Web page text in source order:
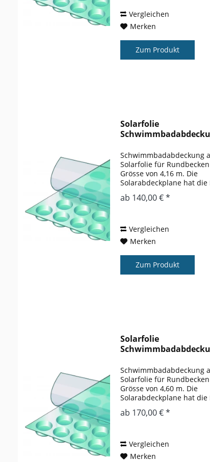
Vergleichen
Merken
Zum Produkt
Solarfolie
Schwimmbadabdeckung
Solarfolie für
Grösse von 4,16 m. Die
Solarabdeckplane hat die
blau. Der Wärmegewinn
einem nicht abgedeckten
ab 140,00 € *
Vergleichen
Merken
Zum Produkt
Solarfolie
Schwimmbadabdeckung
Solarfolie für
Grösse von 4,60 m. Die
Solarabdeckplane hat die
blau. Der Wärmegewinn
einem nicht abgedeckten
ab 170,00 € *
Vergleichen
Merken